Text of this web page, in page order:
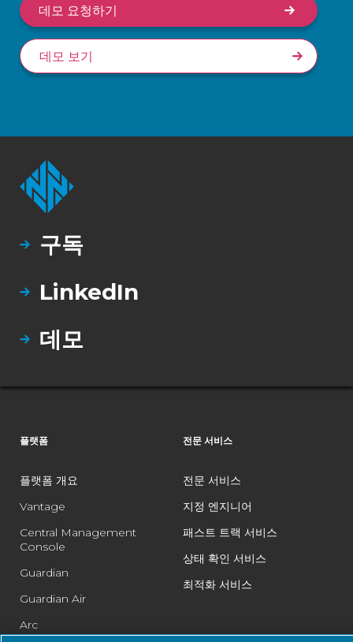
데모 요청하기
데모 보기
구독
LinkedIn
데모
플랫폼
플랫폼 개요
Vantage
Central Management
Console
Guardian
Guardian Air
Arc
전문 서비스
전문 서비스
지정 엔지니어
패스트 트랙 서비스
상태 확인 서비스
최적화 서비스